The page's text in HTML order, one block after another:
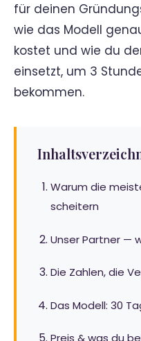
für deinen
wie das Modell
kostet und wie du
einsetzt, um 3
bekommen.
Warum die
scheitern
Unser Partner —
Die Zahlen, die
Das Modell: 30